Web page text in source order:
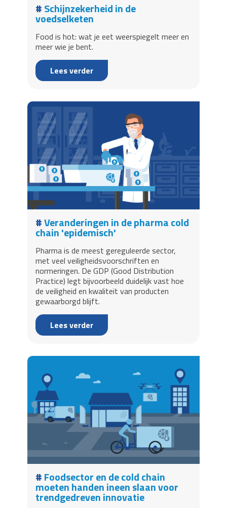
Schijnzekerheid in de
voedselketen
Food is hot: wat je eet weerspiegelt meer en
meer wie je bent.
Lees verder
Veranderingen in de pharma cold
chain 'epidemisch'
Pharma is de meest gereguleerde sector,
met veel veiligheidsvoorschriften en
normeringen. De GDP (Good Distribution
Practice) legt bijvoorbeeld duidelijk vast hoe
de veiligheid en kwaliteit van producten
gewaarborgd blijft.
Lees verder
Foodsector en de cold chain
moeten handen ineen slaan voor
trendgedreven innovatie